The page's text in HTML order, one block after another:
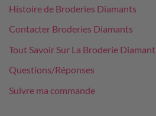
Histoire de Broderies Diamants
Contacter Broderies Diamants
Tout Savoir Sur La Broderie Diamant
Questions/Réponses
Suivre ma commande